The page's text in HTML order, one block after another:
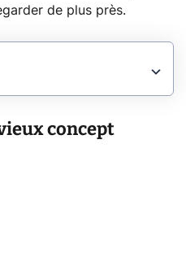
de plus près.
concept